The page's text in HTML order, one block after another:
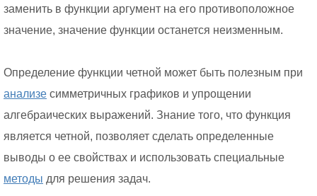
заменить в функции аргумент на его противоположное
значение, значение функции останется неизменным.
Определение функции четной может быть полезным при
анализе симметричных графиков и упрощении
алгебраических выражений. Знание того, что функция
является четной, позволяет сделать определенные
выводы о ее свойствах и использовать специальные
методы для решения задач.